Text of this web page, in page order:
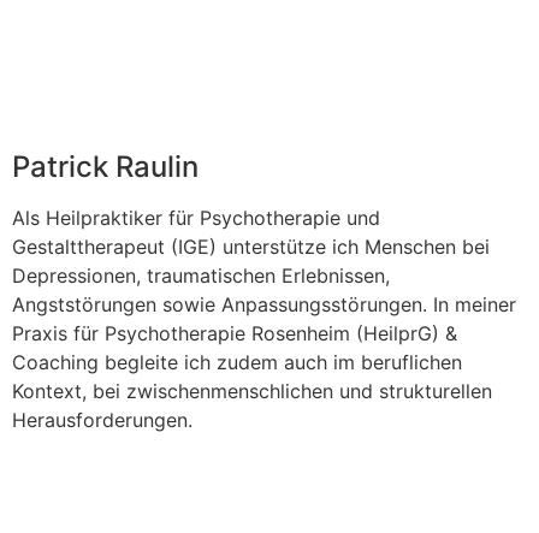
Patrick Raulin
Als Heilpraktiker für Psychotherapie und
Gestalttherapeut (IGE) unterstütze ich Menschen bei
Depressionen, traumatischen Erlebnissen,
Angststörungen sowie Anpassungsstörungen. In meiner
Praxis für Psychotherapie Rosenheim (HeilprG) &
Coaching begleite ich zudem auch im beruflichen
Kontext, bei zwischenmenschlichen und strukturellen
Herausforderungen.